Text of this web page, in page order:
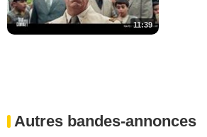
11:39
Autres bandes-annonces